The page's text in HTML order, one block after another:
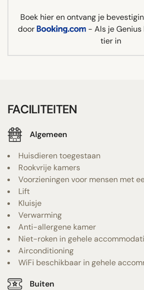
Boek hier en ontvang je
door
- Als je
tier in
FACILITEITEN
Algemeen
Huisdieren toegestaan
Rookvrije kamers
Voorzieningen voor mensen met
Lift
Kluisje
Verwarming
Anti-allergene kamer
Niet-roken in gehele
Airconditioning
WiFi beschikbaar in gehele
Buiten